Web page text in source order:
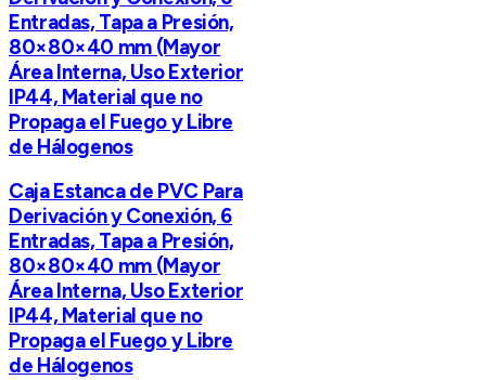
Entradas, Tapa a Presión,
80×80×40 mm (Mayor
Área Interna, Uso Exterior
IP44, Material que no
Propaga el Fuego y Libre
de Hálogenos
Caja Estanca de PVC Para
Derivación y Conexión, 6
Entradas, Tapa a Presión,
80×80×40 mm (Mayor
Área Interna, Uso Exterior
IP44, Material que no
Propaga el Fuego y Libre
de Hálogenos